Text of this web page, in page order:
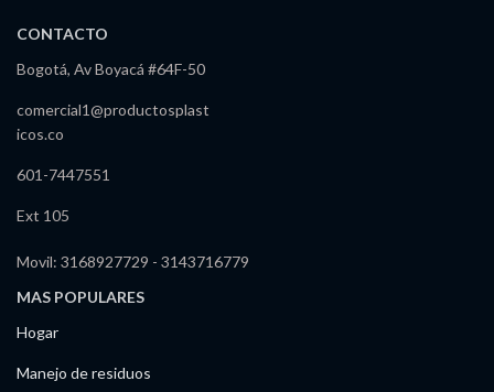
CONTACTO
Bogotá, Av Boyacá #64F-50
comercial1@productosplast
icos.co
601-7447551
Ext 105
Movil: 3168927729 - 3143716779
MAS POPULARES
Hogar
Manejo de residuos